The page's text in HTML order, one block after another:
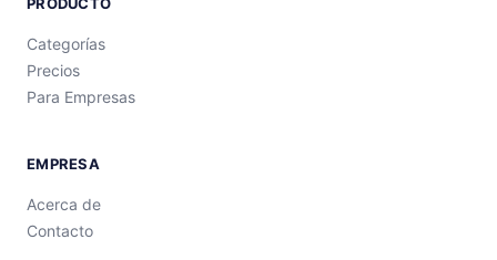
Categorías
Precios
Para Empresas
EMPRESA
Acerca de
Contacto